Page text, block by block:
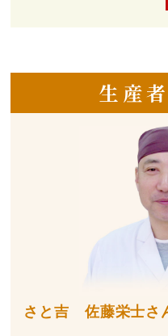
生産
さと吉 佐藤栄士さ